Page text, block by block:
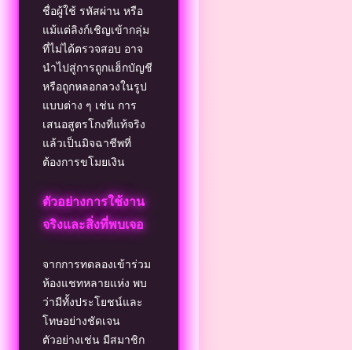
ชื่อผู้ใช้ รหัสผ่าน หรือ
แม้แต่ลิงก์เชิญเข้ากลุ่ม
ที่ไม่ได้ตรวจสอบ อาจ
นำไปสู่การถูกแฮ็กบัญชี
หรือถูกหลอกลวงในรูป
แบบต่าง ๆ เช่น การ
เสนอสูตรโกงที่แท้จริง
แล้วเป็นมิจฉาชีพที่
ต้องการขโมยเงิน
ตัวอย่างการใช้งาน
จริงและสิ่งที่พบเจอ
จากการทดลองเข้าร่วม
ห้องแชทหลายแห่ง พบ
ว่ามีทั้งประโยชน์และ
โทษอย่างชัดเจน
ตัวอย่างเช่น มีสมาชิก